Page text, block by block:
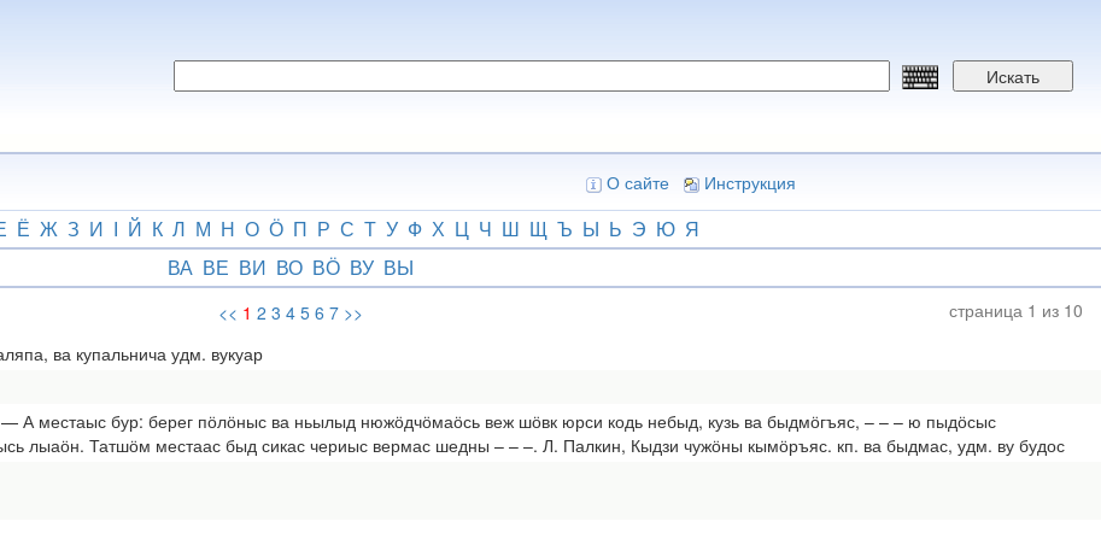
Искать
О сайте Инструкция
Ё Ж З И І Й К Л М Н О Ӧ П Р С Т У Ф Х Ц Ч Ш Щ Ъ Ы Ь Э Ю Я
ВА ВЕ ВИ ВО ВӦ ВУ ВЫ
<< 1 2 3 4 5 6 7 >>
страница 1 из 10
ва купальнича удм. вукуар
— А местаыс бур: берег пӧлӧныс ва ньылыд нюжӧдчӧмаӧсь веж шӧвк юрси кодь небыд, кузь ва быдмӧгъяс, – – – ю пыдӧсыс
лыаӧн. Татшӧм местаас быд сикас чериыс вермас шедны – – –. Л. Палкин, Кыдзи чужӧны кымӧръяс. кп. ва быдмас, удм. ву будос